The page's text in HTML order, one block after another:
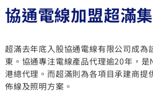
協通電線加盟超滿
超滿去年底入股協通電線有限公司成為
東。協通專注電線產品代理逾20年，
港總代理。而超滿則為各項目承建商提
佈線及照明方案。